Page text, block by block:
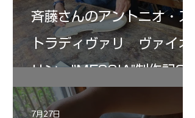
斉藤さんのアントニオ・ス
トラディヴァリ ヴァイオ
リン ”MESSIA"制作記33
7月27日